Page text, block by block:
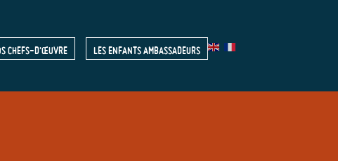
CHEFS-D'ŒUVRE LES ENFANTS AMBASSADEURS